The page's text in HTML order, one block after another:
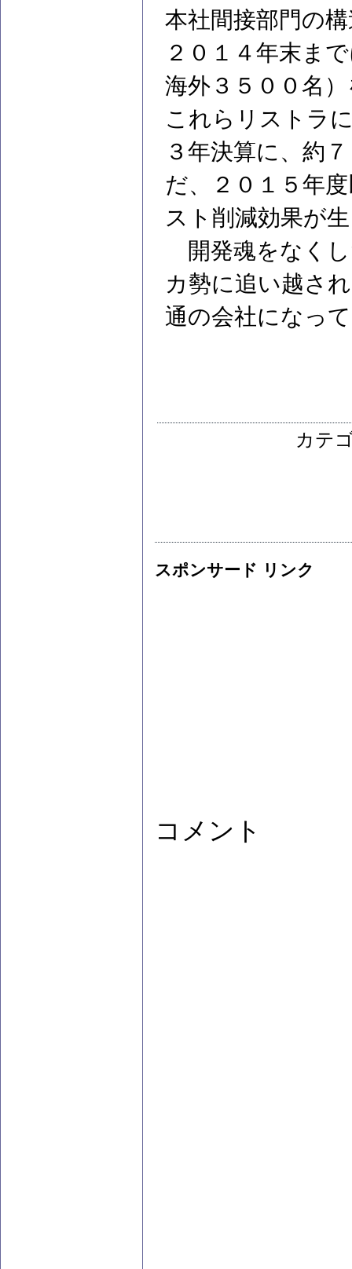
本社間接部門の
２０１４年末ま
海外３５００名
これらリストラ
３年決算に、約
だ、２０１５年
スト削減効果が
開発魂をなくし
カ勢に追い越さ
通の会社になっ
カテ
スポンサード リンク
コメント